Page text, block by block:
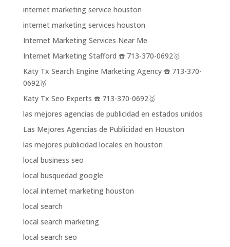
internet marketing service houston
internet marketing services houston
Internet Marketing Services Near Me
Internet Marketing Stafford ☎️ 713-370-0692🥇
Katy Tx Search Engine Marketing Agency ☎️ 713-370-
0692🥇
Katy Tx Seo Experts ☎️ 713-370-0692🥇
las mejores agencias de publicidad en estados unidos
Las Mejores Agencias de Publicidad en Houston
las mejores publicidad locales en houston
local business seo
local busquedad google
local internet marketing houston
local search
local search marketing
local search seo